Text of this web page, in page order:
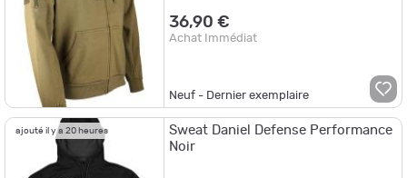
36,90 €
Achat Immédiat
Neuf - Dernier exemplaire
ajouté il y a 20 heures
Sweat Daniel Defense Performance
Noir